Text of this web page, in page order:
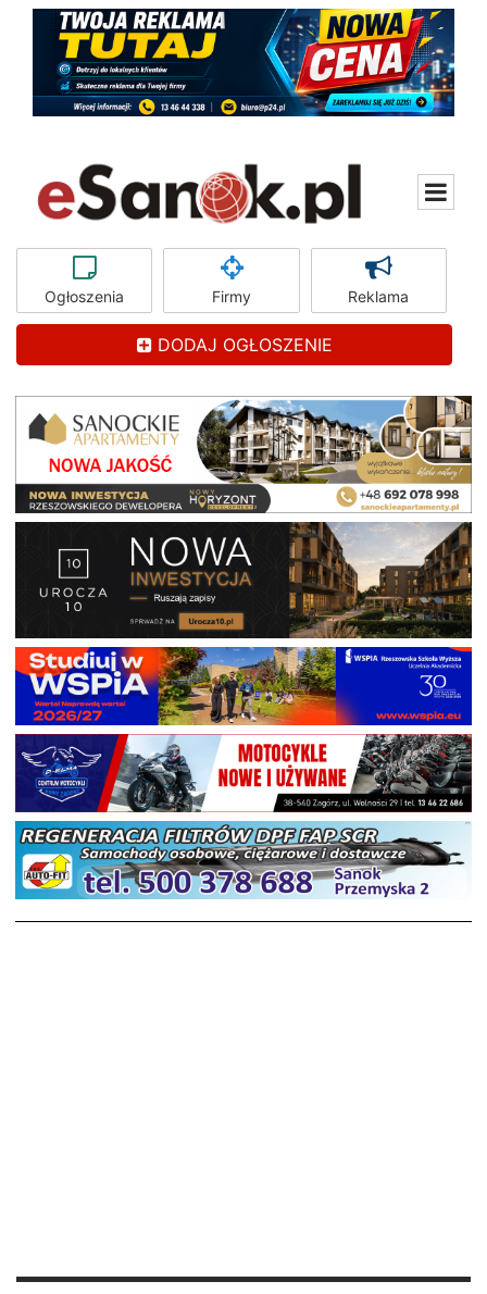
Ogłoszenia Firmy Reklama
DODAJ OGŁOSZENIE